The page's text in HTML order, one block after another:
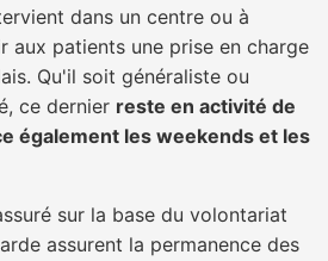
dans un centre ou à
aux patients une prise en charge
Qu'il soit généraliste ou
ce dernier reste en activité de
également les weekends et les
sur la base du volontariat
assurent la permanence des